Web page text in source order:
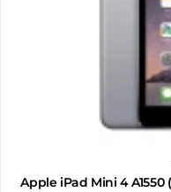
Apple iPad Mini 4 A1550